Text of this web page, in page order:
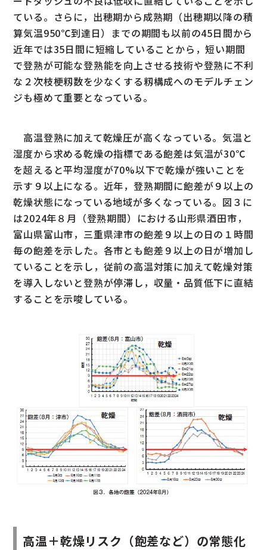
ている。さらに，出穂期から成熟期（出穂期以降の積
算気温950℃到達日）までの期間も以前の45日間から
近年では35日間に短縮していることから，短い期間
で登熟が可能な登熟能を向上させる技術や登熟に不利
な２次枝梗籾数を少なくする籾構成へのモデルチェン
ジも極めて重要となっている。
高温登熟に加えて乾燥圧が高くなっている。気温と
湿度から求める乾燥の指標である飽差は気温が30℃
を超えると平均湿度が70%以下で乾燥が強いことを
示す９以上になる。近年，登熟期間に飽差が９以上の
乾燥状態になっている地域が多くなっている。図３に
は2024年８月（登熟期間）における山形県酒田市，
富山県富山市，三重県津市の飽差９以上の日の１時間
毎の飽差を示した。各市とも飽差９以上の日が増加し
ていることを示し，従前の高温対策に加えて乾燥対策
を導入しないと登熟が停滞し，収量・品質低下に直結
することを示唆している。
高温＋乾燥リスク（飽差など）の常態化